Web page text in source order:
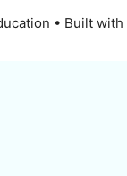
• Built with